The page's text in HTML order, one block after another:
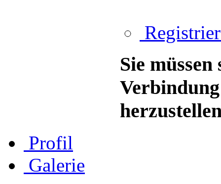
Sie
Profil
Galerie